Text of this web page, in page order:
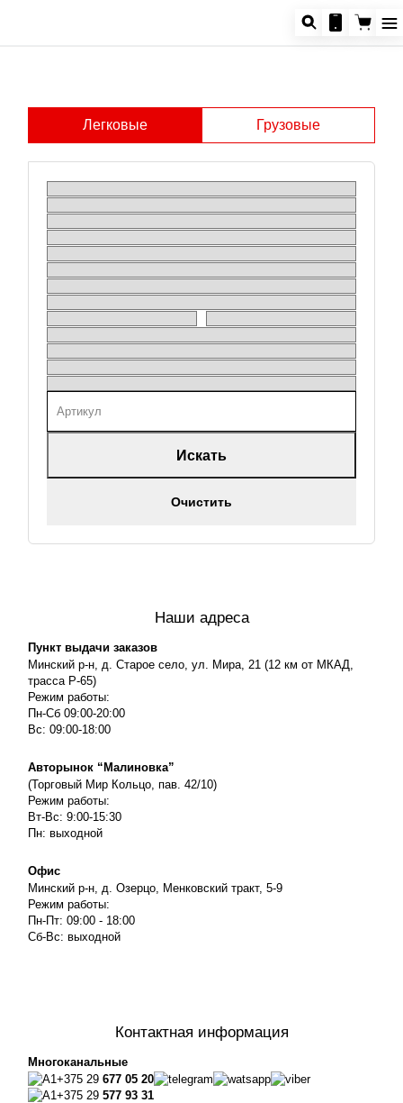
Легковые Грузовые
Искать
Очистить
Наши адреса
Пункт выдачи заказов
Минский р-н, д. Старое село, ул. Мира, 21 (12 км от МКАД,
трасса P-65)
Режим работы:
Пн-Сб 09:00-20:00
Вс: 09:00-18:00
Авторынок “Малиновка”
(Торговый Мир Кольцо, пав. 42/10)
Режим работы:
Вт-Вс: 9:00-15:30
Пн: выходной
Офис
Минский р-н, д. Озерцо, Менковский тракт, 5-9
Режим работы:
Пн-Пт: 09:00 - 18:00
Сб-Вс: выходной
Контактная информация
Многоканальные
+375 29 677 05 20
+375 29 577 93 31